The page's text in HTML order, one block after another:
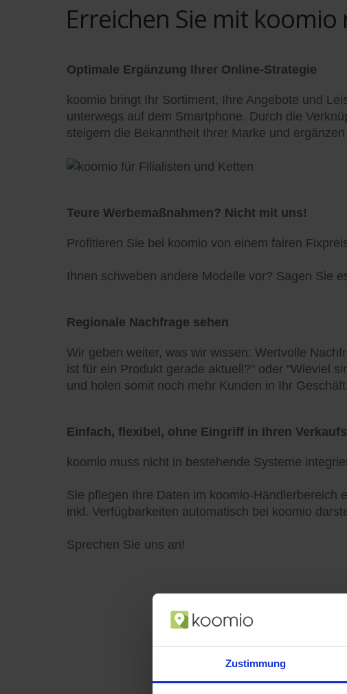
Zustimmung
Erreichen Sie mit
Optimale Ergänzung Ihrer Online-Strategie
koomio bringt Ihr Sortiment, Ihre Angebote und
unterwegs auf dem Smartphone. Durch die
steigern die Bekanntheit Ihrer Marke und
Teure Werbemaßnahmen? Nicht mit uns!
Profitieren Sie bei koomio von einem fairen
Ihnen schweben andere Modelle vor? Sagen Sie
Regionale Nachfrage sehen
Wir geben weiter, was wir wissen: Wertvolle
ist für ein Produkt gerade aktuell?" oder "Wieviel
und holen somit noch mehr Kunden in Ihr Geschäft.
Einfach, flexibel, ohne Eingriff in Ihren
koomio muss nicht in bestehende Systeme
Sie pflegen Ihre Daten im koomio-Händlerbereich
inkl. Verfügbarkeiten automatisch bei koomio
Sprechen Sie uns an!